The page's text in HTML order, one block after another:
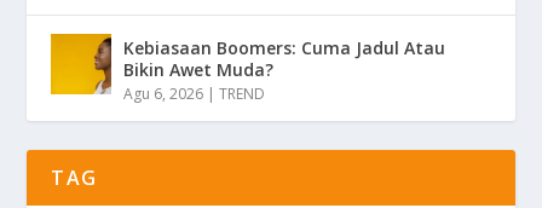
Kebiasaan Boomers: Cuma Jadul Atau
Bikin Awet Muda?
Agu 6, 2026 |TREND
TAG